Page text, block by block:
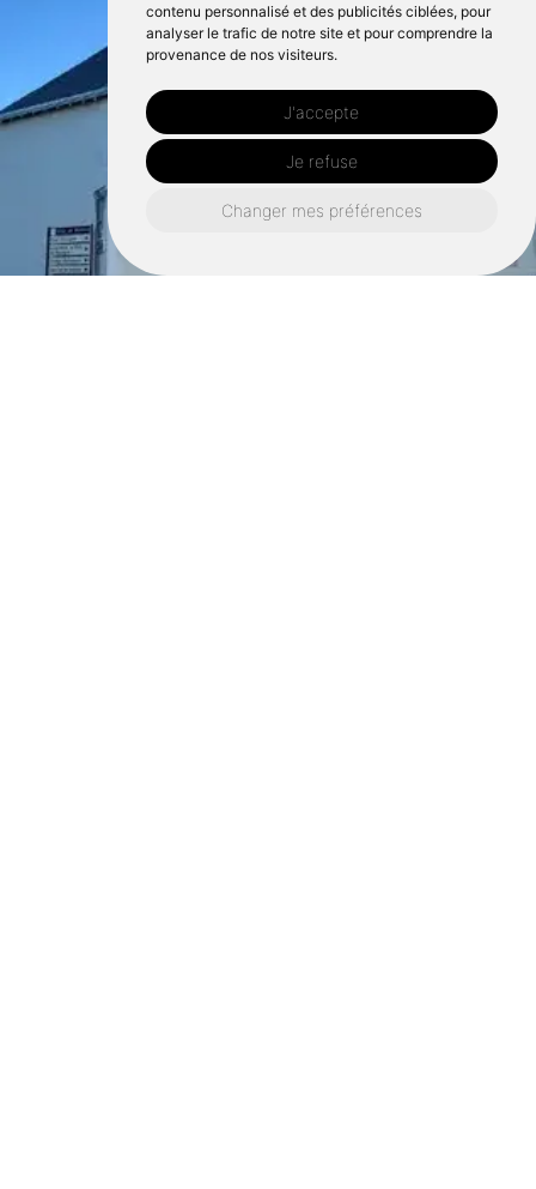
contenu personnalisé et des publicités ciblées, pour
analyser le trafic de notre site et pour comprendre la
provenance de nos visiteurs.
J'accepte
Je refuse
Changer mes préférences